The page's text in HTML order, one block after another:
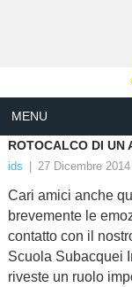
MENU
ROTOCALCO DI UN
ids 27 Dicembre 2014
Cari amici anche
brevemente le
contatto con il
Scuola Subacquei
riveste un ruolo